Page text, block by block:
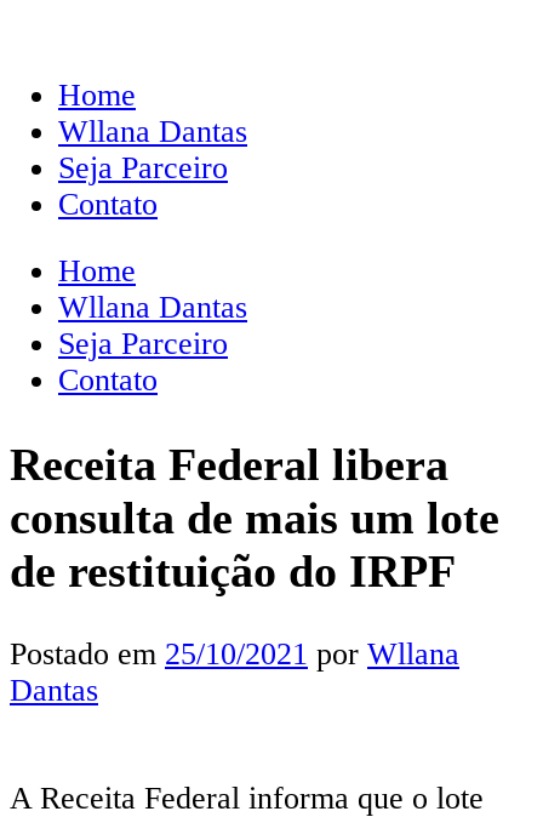
Home
Wllana Dantas
Seja Parceiro
Contato
Home
Wllana Dantas
Seja Parceiro
Contato
Receita Federal libera
consulta de mais um lote
de restituição do IRPF
Postado em 25/10/2021 por Wllana
Dantas
A Receita Federal informa que o lote